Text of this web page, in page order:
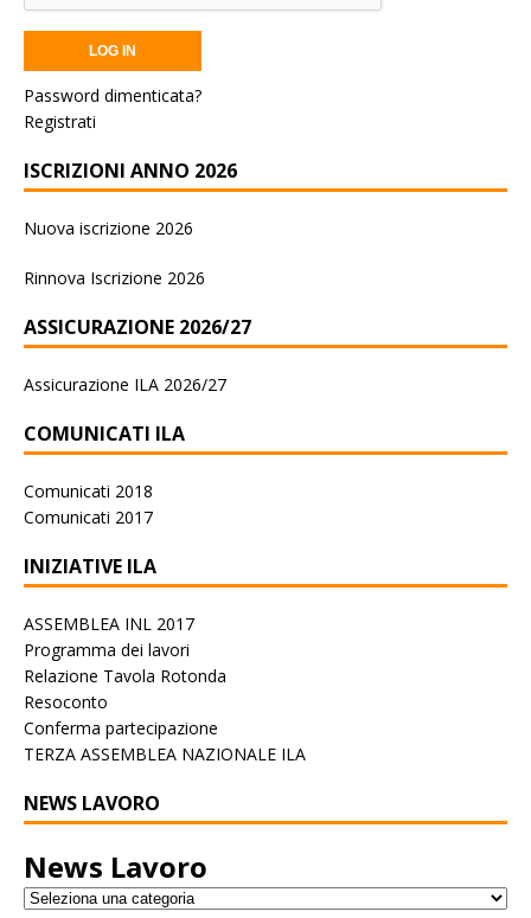
Password dimenticata?
Registrati
ISCRIZIONI ANNO 2026
Nuova iscrizione 2026
Rinnova Iscrizione 2026
ASSICURAZIONE 2026/27
Assicurazione ILA 2026/27
COMUNICATI ILA
Comunicati 2018
Comunicati 2017
INIZIATIVE ILA
ASSEMBLEA INL 2017
Programma dei lavori
Relazione Tavola Rotonda
Resoconto
Conferma partecipazione
TERZA ASSEMBLEA NAZIONALE ILA
NEWS LAVORO
News Lavoro